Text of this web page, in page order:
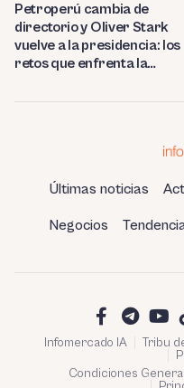
Petroperú cambia de
directorio y Oliver Stark
vuelve a la presidencia: los
retos que enfrenta la
Últimas noticias
Negocios
Infomercado IA Tribu
Condiciones